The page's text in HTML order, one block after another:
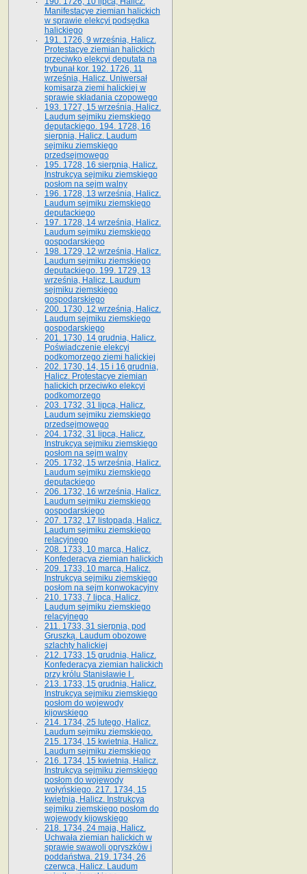
Manifestacye ziemian halickich
w sprawie elekcyi podsędka
halickiego
191. 1726, 9 września, Halicz.
Protestacye ziemian halickich
przeciwko elekcyi deputata na
trybunał kor. 192. 1726, 11
września, Halicz. Uniwersał
komisarza ziemi halickiej w
sprawie składania czopowego
193. 1727, 15 września, Halicz.
Laudum sejmiku ziemskiego
deputackiego. 194. 1728, 16
sierpnia, Halicz. Laudum
sejmiku ziemskiego
przedsejmowego
195. 1728, 16 sierpnia, Halicz.
Instrukcya sejmiku ziemskiego
posłom na sejm walny
196. 1728, 13 września, Halicz.
Laudum sejmiku ziemskiego
deputackiego
197. 1728, 14 września, Halicz.
Laudum sejmiku ziemskiego
gospodarskiego
198. 1729, 12 września, Halicz.
Laudum sejmiku ziemskiego
deputackiego. 199. 1729, 13
września, Halicz. Laudum
sejmiku ziemskiego
gospodarskiego
200. 1730, 12 września, Halicz.
Laudum sejmiku ziemskiego
gospodarskiego
201. 1730, 14 grudnia, Halicz.
Poświadczenie elekcyi
podkomorzego ziemi halickiej
202. 1730, 14, 15 i 16 grudnia,
Halicz. Protestacye ziemian
halickich przeciwko elekcyi
podkomorzego
203. 1732, 31 lipca, Halicz.
Laudum sejmiku ziemskiego
przedsejmowego
204. 1732, 31 lipca, Halicz.
Instrukcya sejmiku ziemskiego
posłom na sejm walny
205. 1732, 15 września, Halicz.
Laudum sejmiku ziemskiego
deputackiego
206. 1732, 16 września, Halicz.
Laudum sejmiku ziemskiego
gospodarskiego
207. 1732, 17 listopada, Halicz.
Laudum sejmiku ziemskiego
relacyjnego
208. 1733, 10 marca, Halicz.
Konfederacya ziemian halickich­
209. 1733, 10 marca, Halicz.
Instrukcya sejmiku ziemskiego
posłom na sejm konwokacyjny
210. 1733, 7 lipca, Halicz.
Laudum sejmiku ziemskiego
relacyjnego
211. 1733, 31 sierpnia, pod
Gruszką. Laudum obozowe
szlachty halickiej
212. 1733, 15 grudnia, Halicz.
Konfederacya ziemian halickich
przy królu Stanisławie I .
213. 1733, 15 grudnia, Halicz.
Instrukcya sejmiku ziemskiego
posłom do wojewody
kijowskiego
214. 1734, 25 lutego, Halicz.
Laudum sejmiku ziemskiego.
215. 1734, 15 kwietnia, Halicz.
Laudum sejmiku ziemskiego
216. 1734, 15 kwietnia, Halicz.
Instrukcya sejmiku ziemskiego
posłom do wojewody
wołyńskiego. 217. 1734, 15
kwietnia, Halicz. Instrukcya
sejmiku ziemskiego posłom do
wojewody kijowskiego
218. 1734, 24 maja, Halicz.
Uchwała ziemian halickich w
sprawie swawoli opryszków i
poddaństwa. 219. 1734, 26
czerwca, Halicz. Laudum